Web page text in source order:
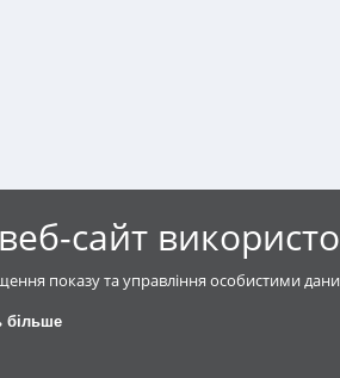
сайт
показу та управління особистими
більше